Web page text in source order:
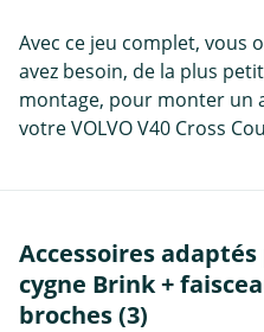
Avec ce jeu complet, vous
avez besoin, de la plus
montage, pour monter un
votre VOLVO V40 Cross
Accessoires
cygne Brink +
broches (3)